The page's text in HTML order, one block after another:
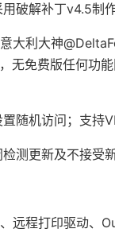
破解补丁v4.5制
大利大神
无免费版任何功
随机访问；支持
测更新及不接受
远程打印驱动、